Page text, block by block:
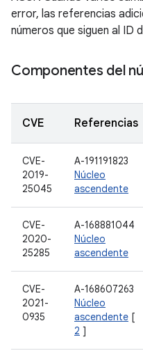
error, las referencias
números que siguen al ID
Componentes del
CVE Referencias
CVE-
2019-
25045
A-191191823
Núcleo
ascendente
CVE-
2020-
25285
A-168881044
Núcleo
ascendente
CVE-
2021-
0935
A-168607263
Núcleo
ascendente [
2 ]